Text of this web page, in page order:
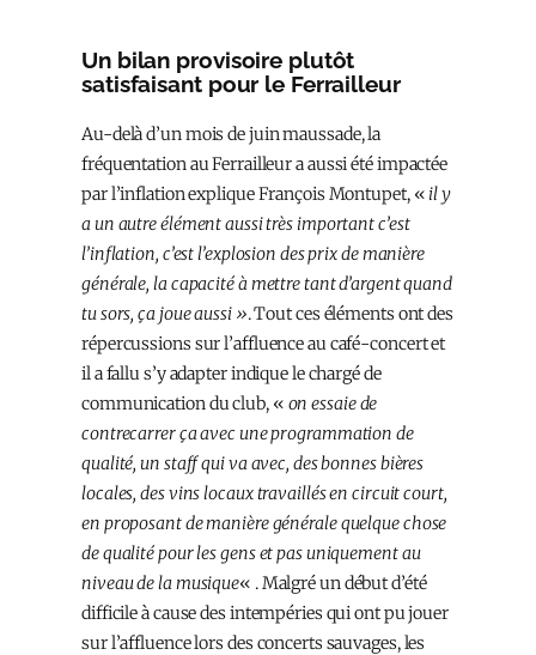
Un bilan provisoire plutôt
satisfaisant pour le Ferrailleur
Au-delà d’un mois de juin maussade, la
fréquentation au Ferrailleur a aussi été impactée
par l’inflation explique François Montupet, « il y
a un autre élément aussi très important c’est
l’inflation, c’est l’explosion des prix de manière
générale, la capacité à mettre tant d’argent quand
tu sors, ça joue aussi ». Tout ces éléments ont des
répercussions sur l’affluence au café-concert et
il a fallu s’y adapter indique le chargé de
communication du club, « on essaie de
contrecarrer ça avec une programmation de
qualité, un staff qui va avec, des bonnes bières
locales, des vins locaux travaillés en circuit court,
en proposant de manière générale quelque chose
de qualité pour les gens et pas uniquement au
niveau de la musique« . Malgré un début d’été
difficile à cause des intempéries qui ont pu jouer
sur l’affluence lors des concerts sauvages, les